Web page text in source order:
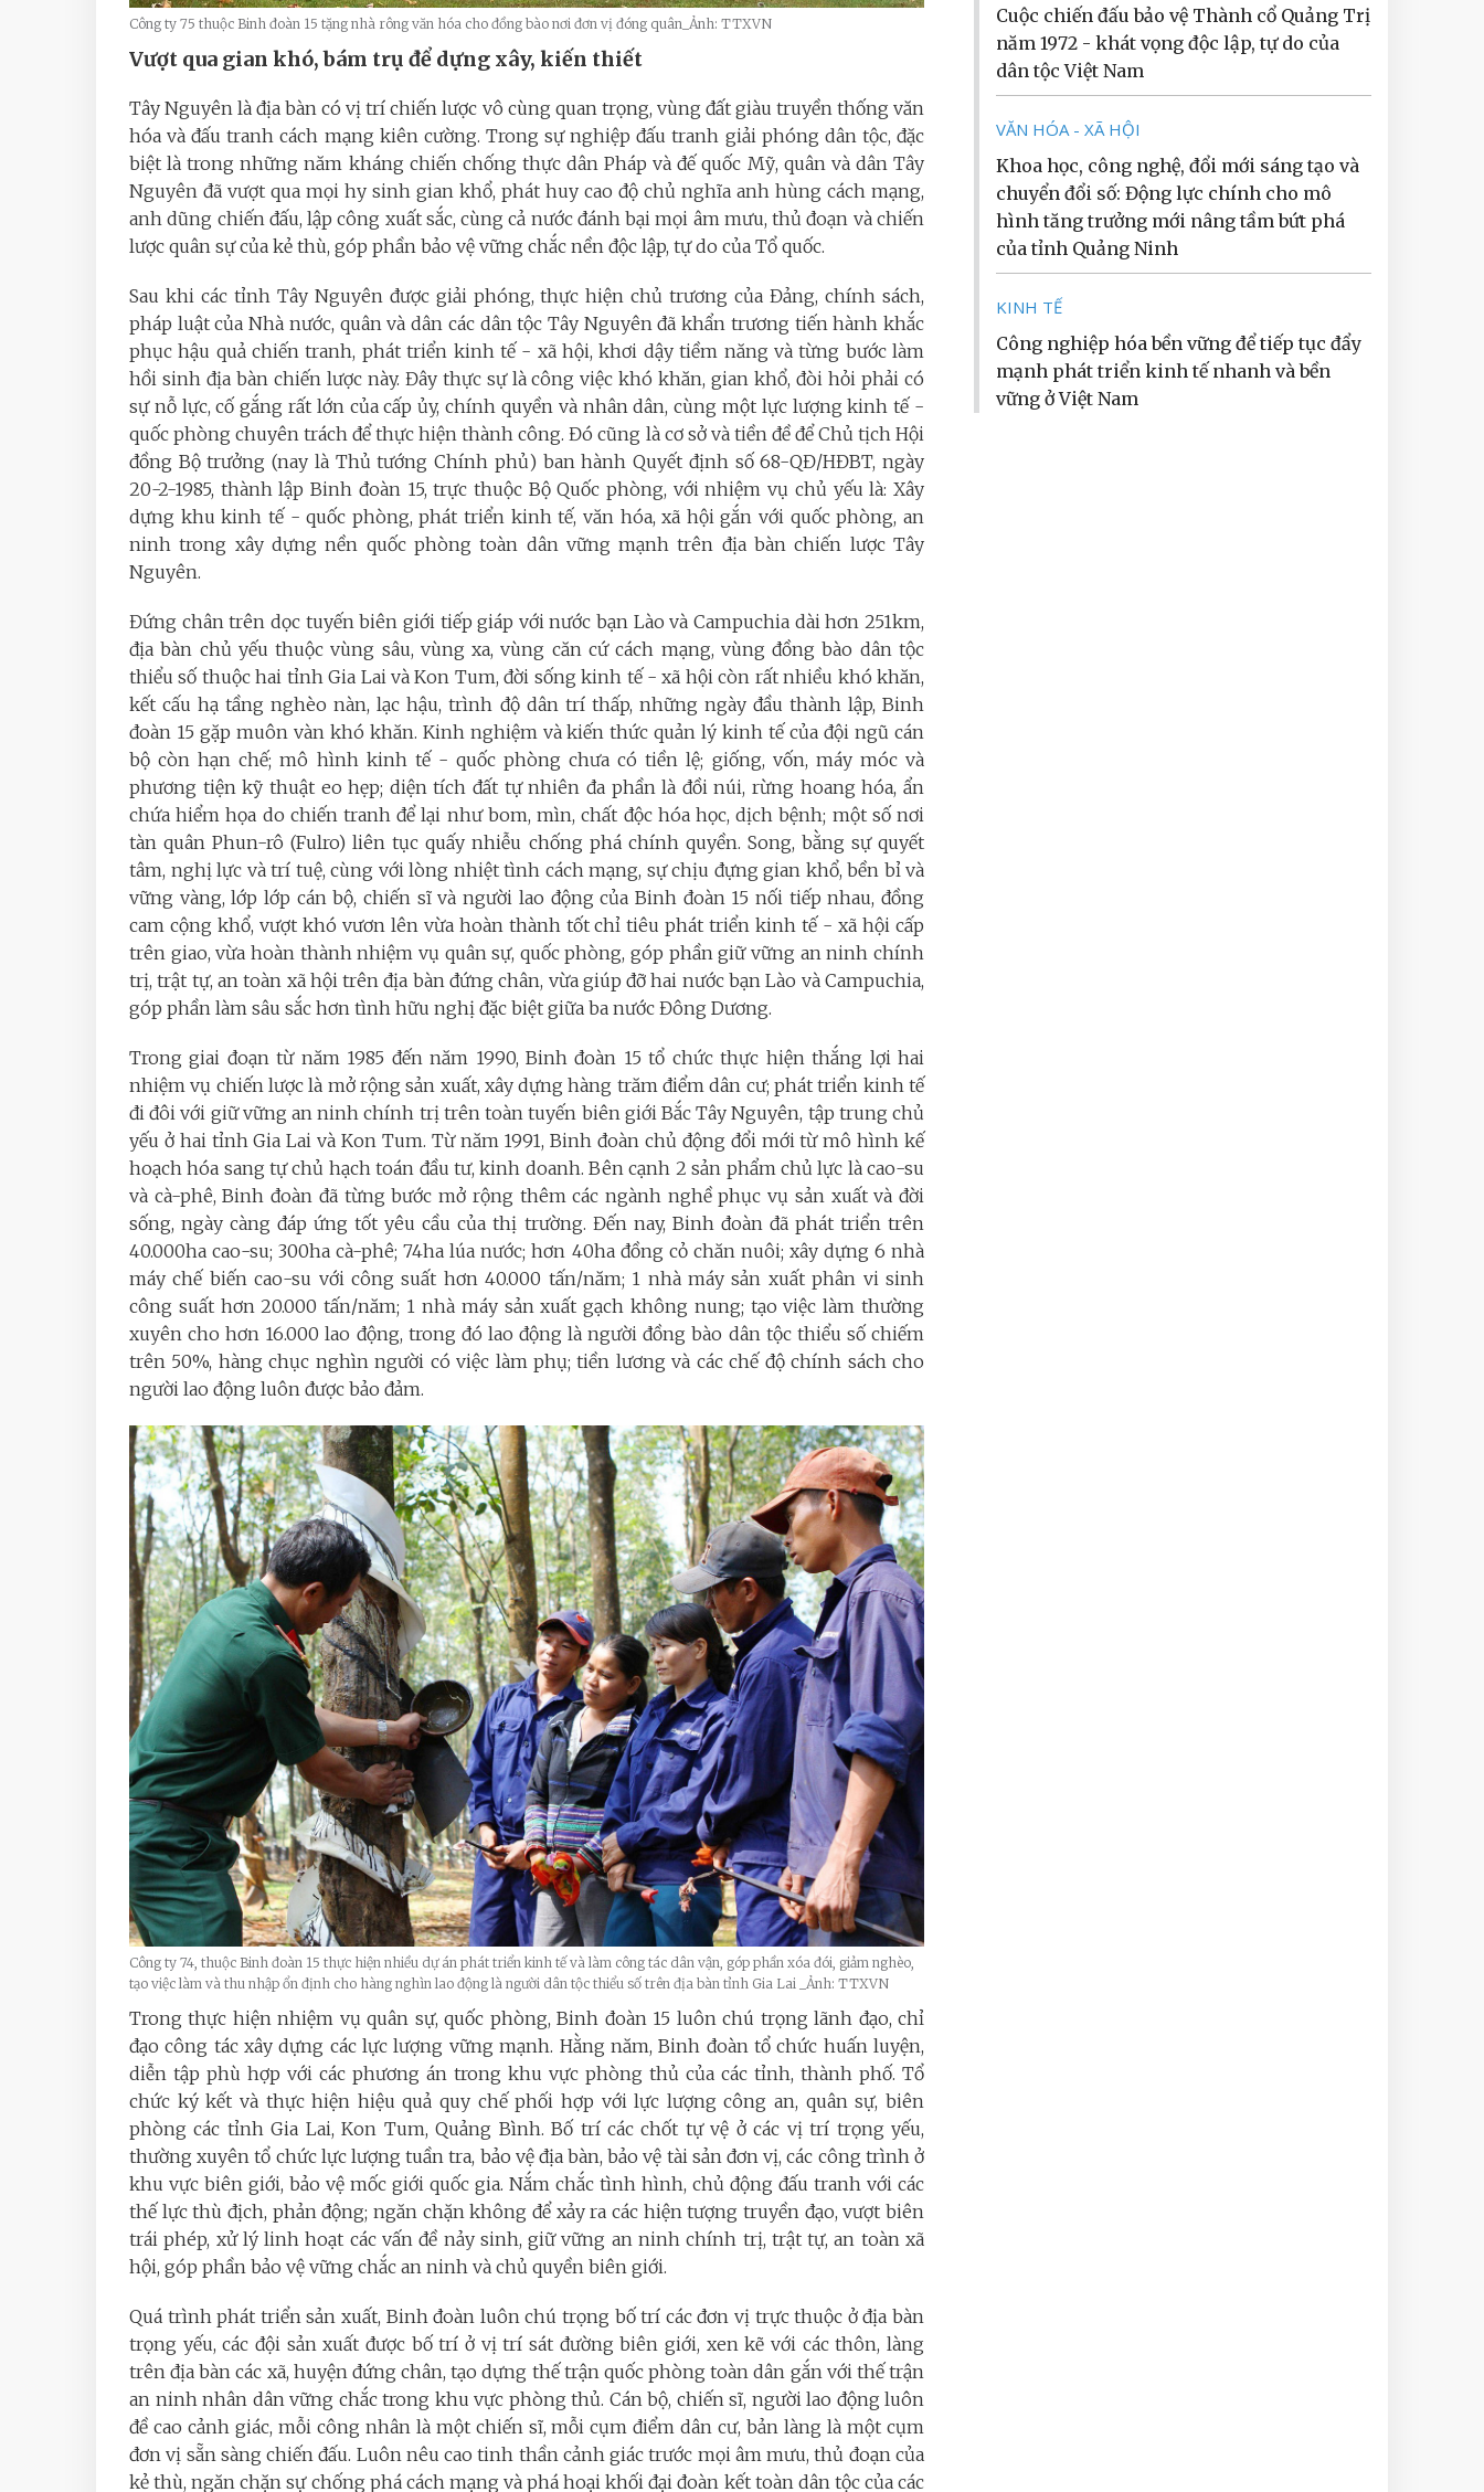
Công ty 75 thuộc Binh đoàn 15 tặng nhà rông văn hóa cho đồng bào nơi đơn vị đóng quân_Ảnh: TTXVN
Vượt qua gian khó, bám trụ để dựng xây, kiến thiết
Tây Nguyên là địa bàn có vị trí chiến lược vô cùng quan trọng, vùng đất giàu truyền thống văn
hóa và đấu tranh cách mạng kiên cường. Trong sự nghiệp đấu tranh giải phóng dân tộc, đặc
biệt là trong những năm kháng chiến chống thực dân Pháp và đế quốc Mỹ, quân và dân Tây
Nguyên đã vượt qua mọi hy sinh gian khổ, phát huy cao độ chủ nghĩa anh hùng cách mạng,
anh dũng chiến đấu, lập công xuất sắc, cùng cả nước đánh bại mọi âm mưu, thủ đoạn và chiến
lược quân sự của kẻ thù, góp phần bảo vệ vững chắc nền độc lập, tự do của Tổ quốc.
Sau khi các tỉnh Tây Nguyên được giải phóng, thực hiện chủ trương của Đảng, chính sách,
pháp luật của Nhà nước, quân và dân các dân tộc Tây Nguyên đã khẩn trương tiến hành khắc
phục hậu quả chiến tranh, phát triển kinh tế - xã hội, khơi dậy tiềm năng và từng bước làm
hồi sinh địa bàn chiến lược này. Đây thực sự là công việc khó khăn, gian khổ, đòi hỏi phải có
sự nỗ lực, cố gắng rất lớn của cấp ủy, chính quyền và nhân dân, cùng một lực lượng kinh tế -
quốc phòng chuyên trách để thực hiện thành công. Đó cũng là cơ sở và tiền đề để Chủ tịch Hội
đồng Bộ trưởng (nay là Thủ tướng Chính phủ) ban hành Quyết định số 68-QĐ/HĐBT, ngày
20-2-1985, thành lập Binh đoàn 15, trực thuộc Bộ Quốc phòng, với nhiệm vụ chủ yếu là: Xây
dựng khu kinh tế - quốc phòng, phát triển kinh tế, văn hóa, xã hội gắn với quốc phòng, an
ninh trong xây dựng nền quốc phòng toàn dân vững mạnh trên địa bàn chiến lược Tây
Nguyên.
Đứng chân trên dọc tuyến biên giới tiếp giáp với nước bạn Lào và Campuchia dài hơn 251km,
địa bàn chủ yếu thuộc vùng sâu, vùng xa, vùng căn cứ cách mạng, vùng đồng bào dân tộc
thiểu số thuộc hai tỉnh Gia Lai và Kon Tum, đời sống kinh tế - xã hội còn rất nhiều khó khăn,
kết cấu hạ tầng nghèo nàn, lạc hậu, trình độ dân trí thấp, những ngày đầu thành lập, Binh
đoàn 15 gặp muôn vàn khó khăn. Kinh nghiệm và kiến thức quản lý kinh tế của đội ngũ cán
bộ còn hạn chế; mô hình kinh tế - quốc phòng chưa có tiền lệ; giống, vốn, máy móc và
phương tiện kỹ thuật eo hẹp; diện tích đất tự nhiên đa phần là đồi núi, rừng hoang hóa, ẩn
chứa hiểm họa do chiến tranh để lại như bom, mìn, chất độc hóa học, dịch bệnh; một số nơi
tàn quân Phun-rô (Fulro) liên tục quấy nhiễu chống phá chính quyền. Song, bằng sự quyết
tâm, nghị lực và trí tuệ, cùng với lòng nhiệt tình cách mạng, sự chịu đựng gian khổ, bền bỉ và
vững vàng, lớp lớp cán bộ, chiến sĩ và người lao động của Binh đoàn 15 nối tiếp nhau, đồng
cam cộng khổ, vượt khó vươn lên vừa hoàn thành tốt chỉ tiêu phát triển kinh tế - xã hội cấp
trên giao, vừa hoàn thành nhiệm vụ quân sự, quốc phòng, góp phần giữ vững an ninh chính
trị, trật tự, an toàn xã hội trên địa bàn đứng chân, vừa giúp đỡ hai nước bạn Lào và Campuchia,
góp phần làm sâu sắc hơn tình hữu nghị đặc biệt giữa ba nước Đông Dương.
Trong giai đoạn từ năm 1985 đến năm 1990, Binh đoàn 15 tổ chức thực hiện thắng lợi hai
nhiệm vụ chiến lược là mở rộng sản xuất, xây dựng hàng trăm điểm dân cư; phát triển kinh tế
đi đôi với giữ vững an ninh chính trị trên toàn tuyến biên giới Bắc Tây Nguyên, tập trung chủ
yếu ở hai tỉnh Gia Lai và Kon Tum. Từ năm 1991, Binh đoàn chủ động đổi mới từ mô hình kế
hoạch hóa sang tự chủ hạch toán đầu tư, kinh doanh. Bên cạnh 2 sản phẩm chủ lực là cao-su
và cà-phê, Binh đoàn đã từng bước mở rộng thêm các ngành nghề phục vụ sản xuất và đời
sống, ngày càng đáp ứng tốt yêu cầu của thị trường. Đến nay, Binh đoàn đã phát triển trên
40.000ha cao-su; 300ha cà-phê; 74ha lúa nước; hơn 40ha đồng cỏ chăn nuôi; xây dựng 6 nhà
máy chế biến cao-su với công suất hơn 40.000 tấn/năm; 1 nhà máy sản xuất phân vi sinh
công suất hơn 20.000 tấn/năm; 1 nhà máy sản xuất gạch không nung; tạo việc làm thường
xuyên cho hơn 16.000 lao động, trong đó lao động là người đồng bào dân tộc thiểu số chiếm
trên 50%, hàng chục nghìn người có việc làm phụ; tiền lương và các chế độ chính sách cho
người lao động luôn được bảo đảm.
Công ty 74, thuộc Binh đoàn 15 thực hiện nhiều dự án phát triển kinh tế và làm công tác dân vận, góp phần xóa đói, giảm nghèo,
tạo việc làm và thu nhập ổn định cho hàng nghìn lao động là người dân tộc thiểu số trên địa bàn tỉnh Gia Lai _Ảnh: TTXVN
Trong thực hiện nhiệm vụ quân sự, quốc phòng, Binh đoàn 15 luôn chú trọng lãnh đạo, chỉ
đạo công tác xây dựng các lực lượng vững mạnh. Hằng năm, Binh đoàn tổ chức huấn luyện,
diễn tập phù hợp với các phương án trong khu vực phòng thủ của các tỉnh, thành phố. Tổ
chức ký kết và thực hiện hiệu quả quy chế phối hợp với lực lượng công an, quân sự, biên
phòng các tỉnh Gia Lai, Kon Tum, Quảng Bình. Bố trí các chốt tự vệ ở các vị trí trọng yếu,
thường xuyên tổ chức lực lượng tuần tra, bảo vệ địa bàn, bảo vệ tài sản đơn vị, các công trình ở
khu vực biên giới, bảo vệ mốc giới quốc gia. Nắm chắc tình hình, chủ động đấu tranh với các
thế lực thù địch, phản động; ngăn chặn không để xảy ra các hiện tượng truyền đạo, vượt biên
trái phép, xử lý linh hoạt các vấn đề nảy sinh, giữ vững an ninh chính trị, trật tự, an toàn xã
hội, góp phần bảo vệ vững chắc an ninh và chủ quyền biên giới.
Quá trình phát triển sản xuất, Binh đoàn luôn chú trọng bố trí các đơn vị trực thuộc ở địa bàn
trọng yếu, các đội sản xuất được bố trí ở vị trí sát đường biên giới, xen kẽ với các thôn, làng
trên địa bàn các xã, huyện đứng chân, tạo dựng thế trận quốc phòng toàn dân gắn với thế trận
an ninh nhân dân vững chắc trong khu vực phòng thủ. Cán bộ, chiến sĩ, người lao động luôn
đề cao cảnh giác, mỗi công nhân là một chiến sĩ, mỗi cụm điểm dân cư, bản làng là một cụm
đơn vị sẵn sàng chiến đấu. Luôn nêu cao tinh thần cảnh giác trước mọi âm mưu, thủ đoạn của
kẻ thù, ngăn chặn sự chống phá cách mạng và phá hoại khối đại đoàn kết toàn dân tộc của các
Cuộc chiến đấu bảo vệ Thành cổ Quảng Trị
năm 1972 - khát vọng độc lập, tự do của
dân tộc Việt Nam
VĂN HÓA - XÃ HỘI
Khoa học, công nghệ, đổi mới sáng tạo và
chuyển đổi số: Động lực chính cho mô
hình tăng trưởng mới nâng tầm bứt phá
của tỉnh Quảng Ninh
KINH TẾ
Công nghiệp hóa bền vững để tiếp tục đẩy
mạnh phát triển kinh tế nhanh và bền
vững ở Việt Nam